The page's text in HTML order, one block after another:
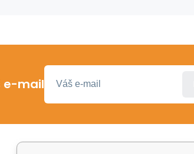
e-mail